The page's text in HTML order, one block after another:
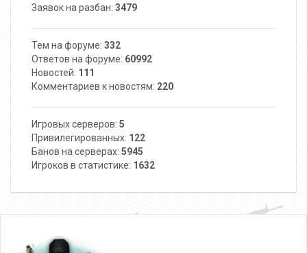
Заявок на разбан: 3479
Тем на форуме: 332
Ответов на форуме: 60992
Новостей: 111
Комментариев к новостям: 220
Игровых серверов: 5
Привилегированных: 122
Банов на серверах: 5945
Игроков в статистике: 1632